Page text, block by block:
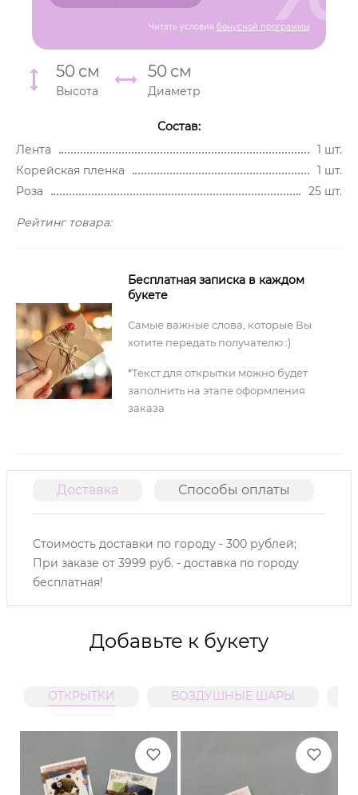
Читать условия бонусной программы
50 см
Высота
50 см
Диаметр
Состав:
Лента
1 шт.
Корейская пленка
1 шт.
Роза
25 шт.
Рейтинг товара:
Бесплатная записка в каждом
букете
Самые важные слова, которые Вы
хотите передать получателю :)
*Текст для открытки можно будет
заполнить на этапе оформления
заказа
Доставка Способы оплаты
Стоимость доставки по городу - 300 рублей;
При заказе от 3999 руб. - доставка по городу
бесплатная!
Добавьте к букету
ОТКРЫТКИ ВОЗДУШНЫЕ ШАРЫ